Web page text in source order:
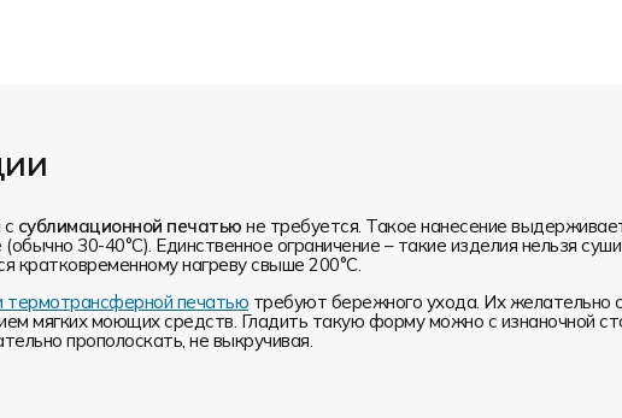
сублимационной печатью не требуется. Такое нанесение
30-40°С). Единственное ограничение – такие изделия нельзя
кратковременному нагреву свыше 200°С.
термотрансферной печатью требуют бережного ухода. Их желательно
мягких моющих средств. Гладить такую форму можно с изнаночной
прополоскать, не выкручивая.